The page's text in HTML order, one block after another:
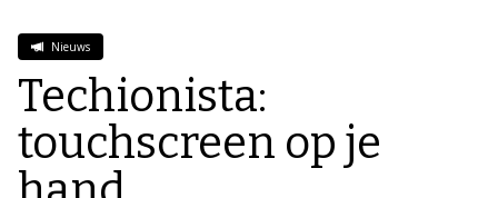
Nieuws
Techionista:
touchscreen op je